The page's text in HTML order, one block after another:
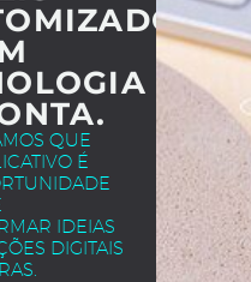
QUE
É
IDEIAS
DIGITAIS